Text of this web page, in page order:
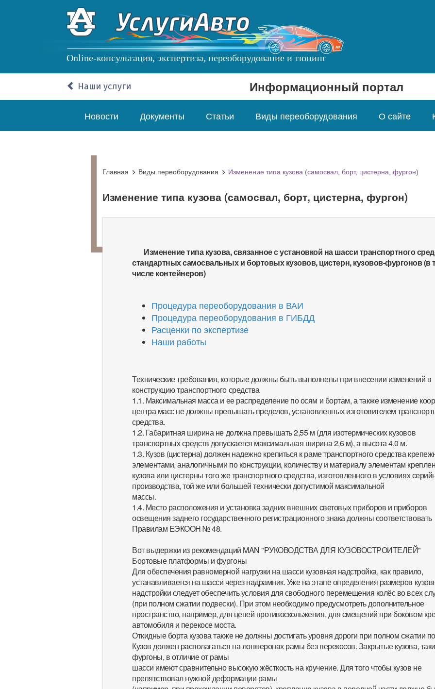
Online-консультация, экспертиза, переоборудование и тюнинг
Наши услуги Информационный портал
навигация
Новости Документы Статьи Виды переоборудования О сайте
Главная Виды переоборудования Изменение типа кузова (самосвал, борт, цистерна, фургон)
Изменение типа кузова (самосвал, борт, цистерна, фургон)
Изменение типа кузова, связанное с установкой на шасси транспортного
стандартных самосвальных и бортовых кузовов, цистерн, кузовов-фургонов (в
числе контейнеров)
Процедура переоборудования в ВАИ
Процедура переоборудования в ГИБДД
Расценки по экспертизе
Наши работы
Технические требования, которые должны быть выполнены при внесении изменений в
конструкцию транспортного средства
1.1. Максимальная масса и ее распределение по осям и бортам, а также изменение
центра масс не должны превышать пределов, установленных изготовителем
средства.
1.2. Габаритная ширина не должна превышать 2,55 м (для изотермических кузовов
транспортных средств допускается максимальная ширина 2,6 м), а высота 4,0 м.
1.3. Кузов (цистерна) должен надежно крепиться к раме транспортного средства
элементами, аналогичными по конструкции, количеству и материалу элементам
кузова или цистерны того же транспортного средства, изготовленного в условиях
производства, той же или большей технически допустимой максимальной
массы.
1.4. Место расположения и установка задних внешних световых приборов и приборов
освещения заднего государственного регистрационного знака должны соответствовать
Правилам ЕЭКООН № 48.
Вот выдержки из рекомендаций MAN "РУКОВОДСТВА ДЛЯ КУЗОВОСТРОИТЕЛЕЙ"
Бортовые платформы и фургоны
Для обеспечения равномерной нагрузки на шасси кузовная надстройка, как правило,
устанавливается на шасси через надрамник. Уже на этапе определения размеров
надстройки следует обеспечить условия для свободного перемещения колёс во всех
(при полном сжатии подвески). При этом необходимо предусмотреть дополнительное
пространство, например, для цепей противоскольжения, для смещений при боковом
автомобиля и перекосе моста.
Откидные борта кузова также не должны достигать уровня дороги при полном сжатии
Кузов должен располагаться на лонжеронах рамы без перекосов. Закрытые кузова,
фургоны, в отличие от рамы
шасси имеют сравнительно высокую жёсткость на кручение. Для того чтобы кузов не
препятствовал нужной деформации рамы